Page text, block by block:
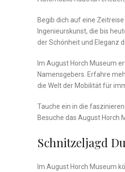
Begib dich⁣ auf eine
Ingenieurskunst, die bis
der ​Schönheit und‌ Eleganz
Im​ August Horch Museum
Namensgebers. Erfahre​
die Welt der ⁤Mobilität für
Tauche ein in die
Besuche das August Horch
Schnitzeljagd
Im August Horch Museum